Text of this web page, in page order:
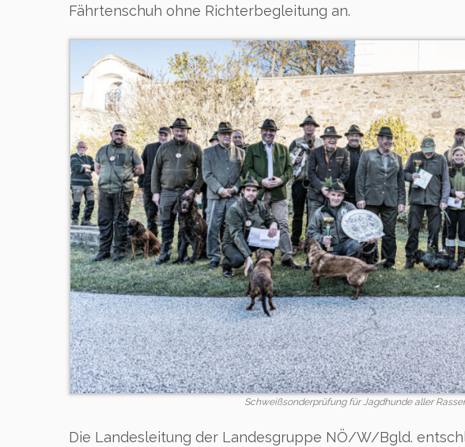
Fährtenschuh ohne Richterbegleitung an.
Schweißsonderprüfung für Jagdhunde aller
Die Landesleitung der Landesgruppe NÖ/W/Bgld.